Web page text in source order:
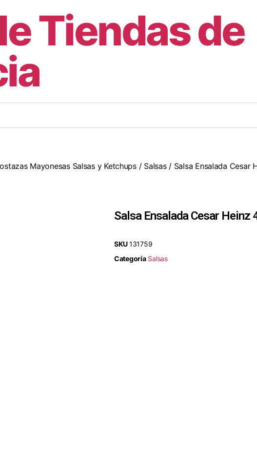
Tiendas de
Mayonesas Salsas y Ketchups/ Salsas/ Salsa Ensalada Cesar
Salsa Ensalada Cesar Heinz
SKU131759
Categoría Salsas